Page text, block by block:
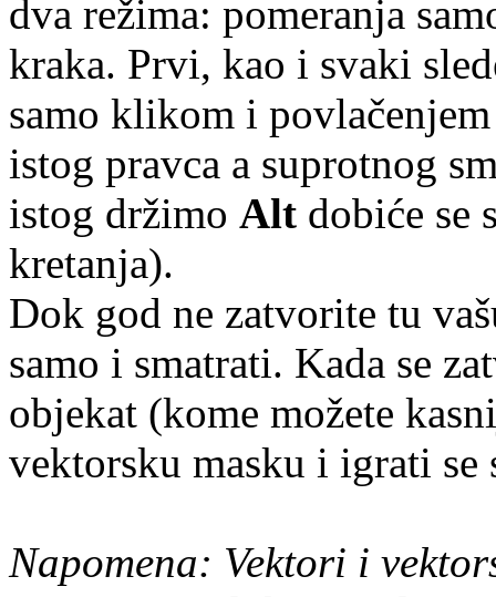
dva režima: pomeranja
kraka. Prvi, kao i svaki
samo klikom i
istog pravca a suprotnog
istog držimo Alt dobiće se
kretanja).
Dok god ne zatvorite tu
samo i smatrati. Kada se
objekat (kome možete
vektorsku masku i igrati se
Napomena: Vektori i